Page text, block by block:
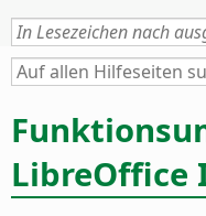
LibreOffice